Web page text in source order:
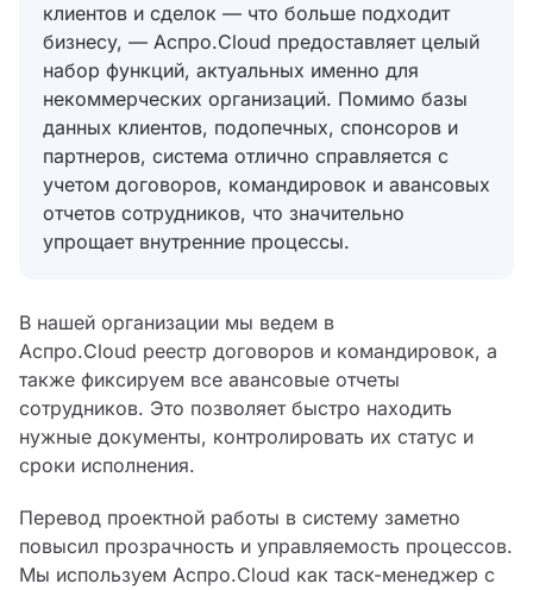
клиентов и сделок — что больше подходит
бизнесу, — Аспро.Cloud предоставляет целый
набор функций, актуальных именно для
некоммерческих организаций. Помимо базы
данных клиентов, подопечных, спонсоров и
партнеров, система отлично справляется с
учетом договоров, командировок и авансовых
отчетов сотрудников, что значительно
упрощает внутренние процессы.
В нашей организации мы ведем в
Аспро.Cloud реестр договоров и командировок, а
также фиксируем все авансовые отчеты
сотрудников. Это позволяет быстро находить
нужные документы, контролировать их статус и
сроки исполнения.
Перевод проектной работы в систему заметно
повысил прозрачность и управляемость процессов.
Мы используем Аспро.Cloud как таск-менеджер с